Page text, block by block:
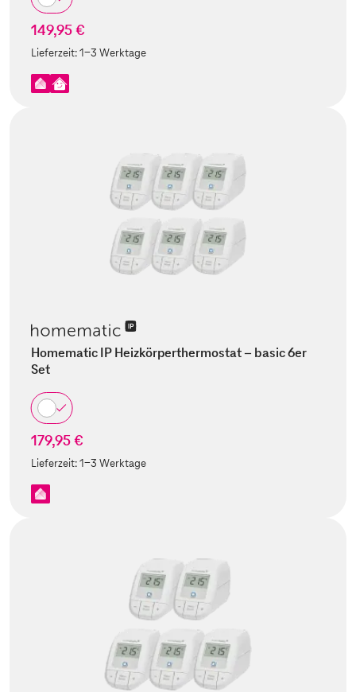
149,95 €
Lieferzeit:1-3 Werktage
Homematic IP Heizkörperthermostat – basic 6er
Set
179,95 €
Lieferzeit:1-3 Werktage